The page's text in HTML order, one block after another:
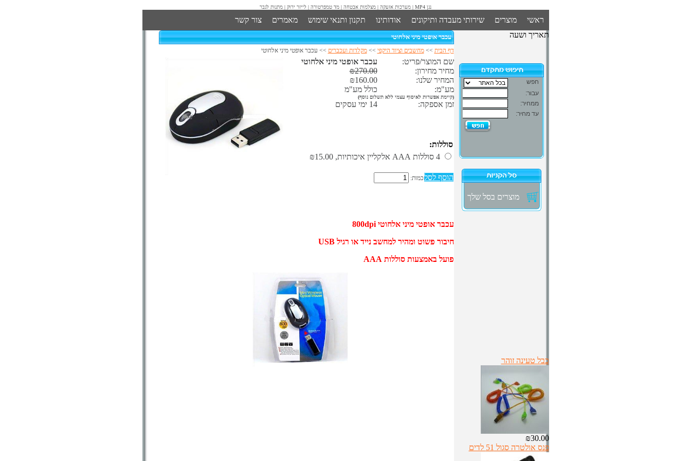
נגן MP4 | מערכות אזעקה | מצלמות אבטחה | מד טמפרטורה | לייזר ירוק | מתנות לגבר
ראשי מוצרים שירותי מעבדה ותיקונים אודותינו תקנון ותנאי שימוש מאמרים
צור קשר
תאריך ושעה
מוצרים בסל שלך
כבל טעינה זוהר
₪30.00
פנס אולטרה סגול 51 לדים
עכבר אופטי מיני אלחוטי
דף הבית >>מחשבים וציוד היקפי >>מקלדות ועכברים >> עכבר אופטי מיני אלחוטי
שם המוצר/פריט:
עכבר אופטי מיני אלחוטי
מחיר מחירון:
₪270.00
המחיר שלנו:
₪160.00
מע"מ:
כולל מע"מ
(קיימת אפשרות לאיסוף עצמי ללא תשלום נוסף)
זמן אספקה: 14 ימי עסקים
סוללות:
4 סוללות AAA אלקליין איכותיות,
₪15.00
הוסף לסלכמות:
עכבר אופטי מיני אלחוטי 800dpi
חיבור פשוט ומהיר למחשב נייד או רגיל USB
פועל באמצעות סוללות AAA